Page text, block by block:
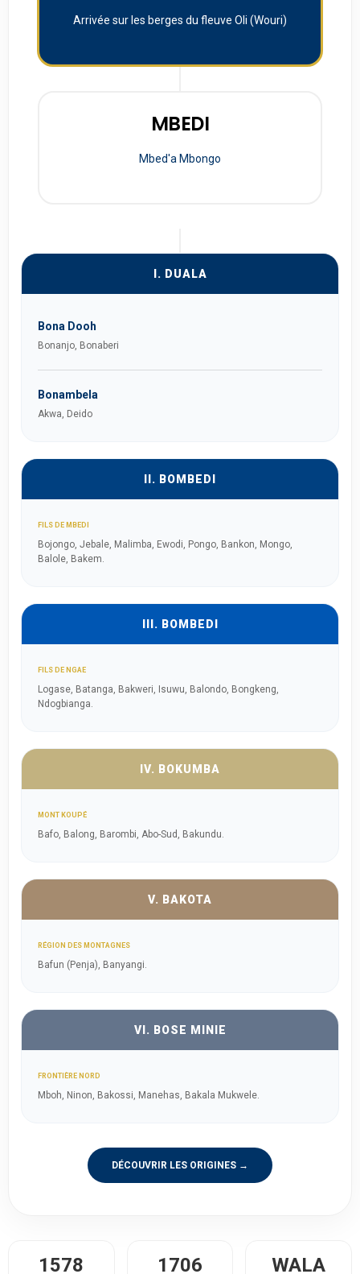
Arrivée sur les berges du fleuve Oli (Wouri)
MBEDI
Mbed'a Mbongo
I. DUALA
Bona Dooh
Bonanjo, Bonaberi
Bonambela
Akwa, Deido
II. BOMBEDI
FILS DE MBEDI
Bojongo, Jebale, Malimba, Ewodi, Pongo, Bankon, Mongo,
Balole, Bakem.
III. BOMBEDI
FILS DE NGAE
Logase, Batanga, Bakweri, Isuwu, Balondo, Bongkeng,
Ndogbianga.
IV. BOKUMBA
MONT KOUPÉ
Bafo, Balong, Barombi, Abo-Sud, Bakundu.
V. BAKOTA
RÉGION DES MONTAGNES
Bafun (Penja), Banyangi.
VI. BOSE MINIE
FRONTIÈRE NORD
Mboh, Ninon, Bakossi, Manehas, Bakala Mukwele.
DÉCOUVRIR LES ORIGINES →
1578 1706 WALA